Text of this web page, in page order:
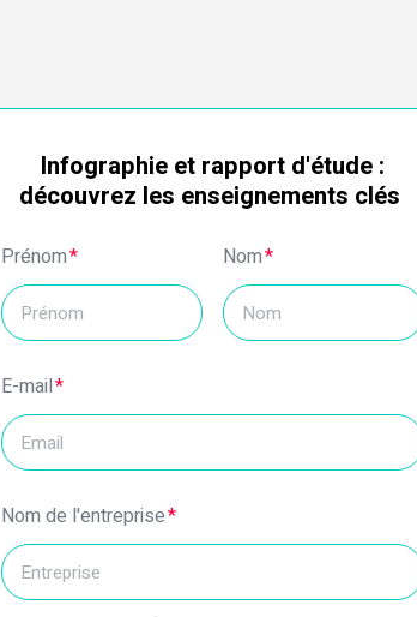
Infographie et rapport d'étude :
découvrez les enseignements clés
Prénom* Nom*
E-mail*
Nom de l'entreprise*